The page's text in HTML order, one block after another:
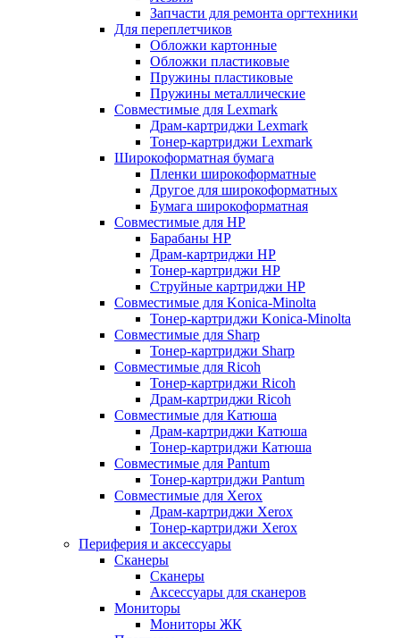
Запчасти для ремонта оргтехники
Для переплетчиков
Обложки картонные
Обложки пластиковые
Пружины пластиковые
Пружины металлические
Совместимые для Lexmark
Драм-картриджи Lexmark
Тонер-картриджи Lexmark
Широкоформатная бумага
Пленки широкоформатные
Другое для широкоформатных
Бумага широкоформатная
Совместимые для HP
Барабаны HP
Драм-картриджи HP
Тонер-картриджи HP
Струйные картриджи HP
Совместимые для Konica-Minolta
Тонер-картриджи Konica-Minolta
Совместимые для Sharp
Тонер-картриджи Sharp
Совместимые для Ricoh
Тонер-картриджи Ricoh
Драм-картриджи Ricoh
Совместимые для Катюша
Драм-картриджи Катюша
Тонер-картриджи Катюша
Совместимые для Pantum
Тонер-картриджи Pantum
Совместимые для Xerox
Драм-картриджи Xerox
Тонер-картриджи Xerox
Периферия и аксессуары
Сканеры
Сканеры
Аксессуары для сканеров
Мониторы
Мониторы ЖК